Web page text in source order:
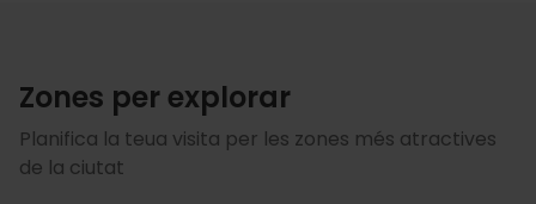
Zones per explorar
Planifica la teua visita per les zones més atractives
de la ciutat